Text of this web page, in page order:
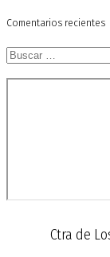
Comentarios recientes
Buscar:
Ctra de